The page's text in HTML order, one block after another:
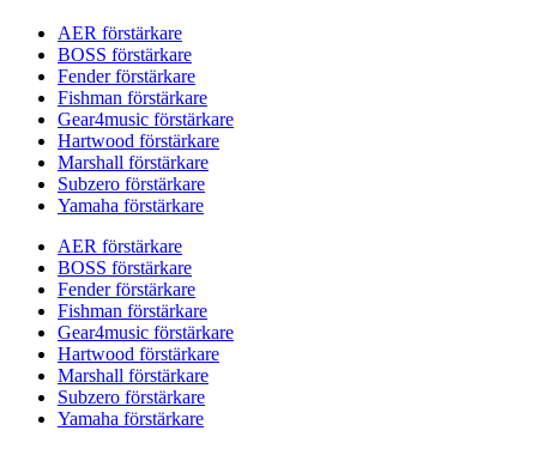
AER förstärkare
BOSS förstärkare
Fender förstärkare
Fishman förstärkare
Gear4music förstärkare
Hartwood förstärkare
Marshall förstärkare
Subzero förstärkare
Yamaha förstärkare
AER förstärkare
BOSS förstärkare
Fender förstärkare
Fishman förstärkare
Gear4music förstärkare
Hartwood förstärkare
Marshall förstärkare
Subzero förstärkare
Yamaha förstärkare